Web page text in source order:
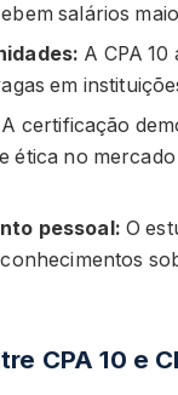
salários
A CPA
em
A certificação
ética no mercado
pessoal: O
CPA 10 e